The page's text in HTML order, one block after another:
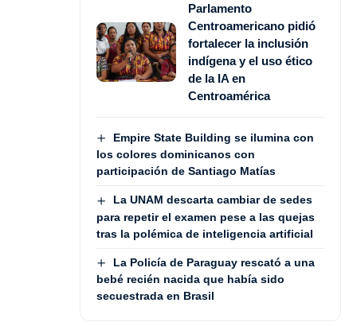
Parlamento
Centroamericano pidió
fortalecer la inclusión
indígena y el uso ético
de la IA en
Centroamérica
Empire State Building se ilumina con
los colores dominicanos con
participación de Santiago Matías
La UNAM descarta cambiar de sedes
para repetir el examen pese a las quejas
tras la polémica de inteligencia artificial
La Policía de Paraguay rescató a una
bebé recién nacida que había sido
secuestrada en Brasil